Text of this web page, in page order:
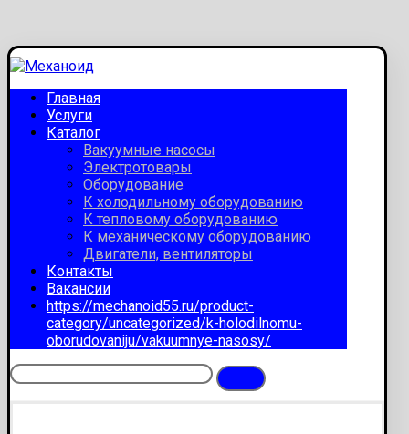
Главная
Услуги
Каталог
Вакуумные насосы
Электротовары
Оборудование
К холодильному оборудованию
К тепловому оборудованию
К механическому оборудованию
Двигатели, вентиляторы
Контакты
Вакансии
https://mechanoid55.ru/product-
category/uncategorized/k-holodilnomu-
oborudovaniju/vakuumnye-nasosy/